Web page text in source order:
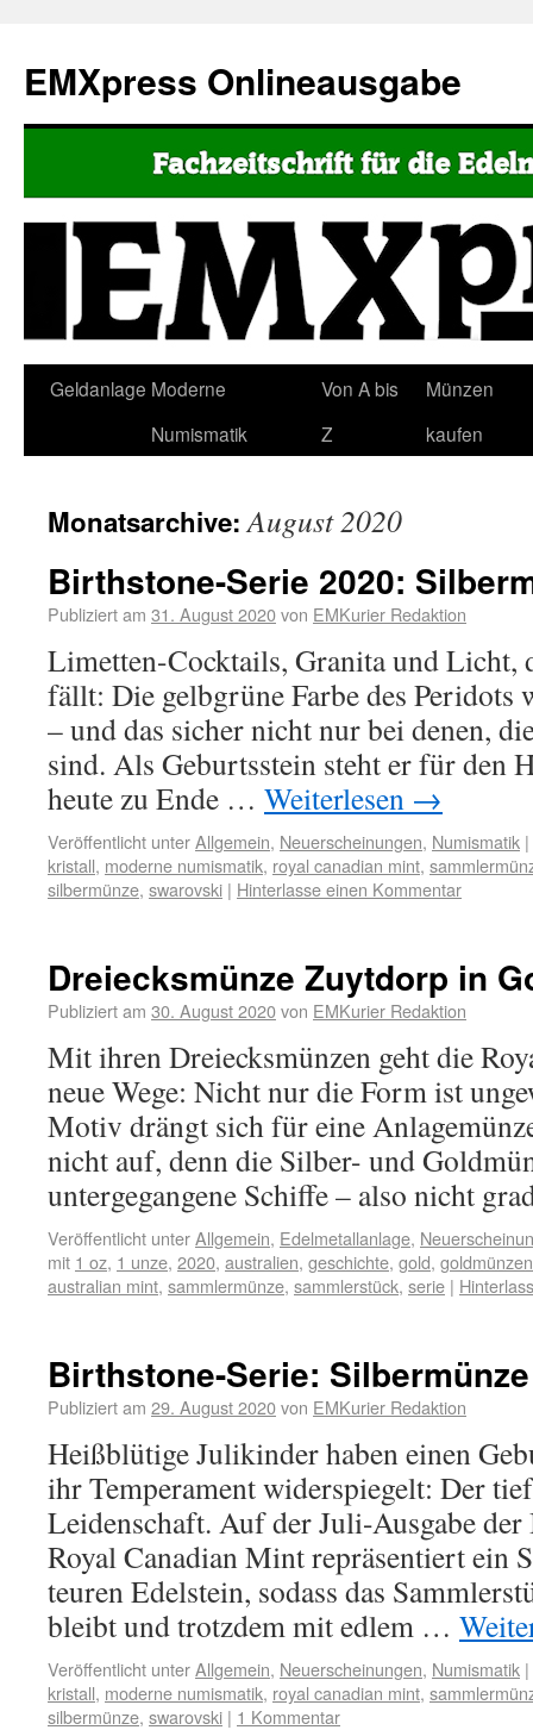
EMXpress Onlineausgabe
Geldanlage Moderne
Numismatik
Von A bis
Z
Münzen
kaufen
Monatsarchive:August 2020
Birthstone-Serie 2020:
Publiziert am 31. August 2020von EMKurier Redaktion
Limetten-Cocktails, Granita und Licht,
fällt: Die gelbgrüne Farbe des Peridots
– und das sicher nicht nur bei denen,
sind. Als Geburtsstein steht er für den
heute zu Ende … Weiterlesen →
Veröffentlicht unterAllgemein, Neuerscheinungen, Numismatik |
kristall, moderne numismatik, royal canadian mint,
silbermünze, swarovski | Hinterlasse einen Kommentar
Dreiecksmünze Zuytdorp in
Publiziert am 30. August 2020von EMKurier Redaktion
Mit ihren Dreiecksmünzen geht die
neue Wege: Nicht nur die Form ist
Motiv drängt sich für eine
nicht auf, denn die Silber- und
untergegangene Schiffe – also nicht
Veröffentlicht unterAllgemein, Edelmetallanlage,
mit 1 oz, 1 unze, 2020, australien, geschichte, gold, goldmünzen
australian mint, sammlermünze, sammlerstück, serie |
Birthstone-Serie:
Publiziert am 29. August 2020von EMKurier Redaktion
Heißblütige Julikinder haben einen
ihr Temperament widerspiegelt: Der
Leidenschaft. Auf der Juli-Ausgabe
Royal Canadian Mint repräsentiert
teuren Edelstein, sodass das
bleibt und trotzdem mit edlem …
Veröffentlicht unterAllgemein, Neuerscheinungen, Numismatik |
kristall, moderne numismatik, royal canadian mint,
silbermünze, swarovski | 1 Kommentar